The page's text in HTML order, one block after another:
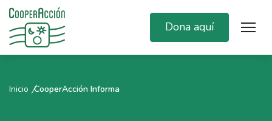
Dona aquí
Inicio CooperAcción Informa